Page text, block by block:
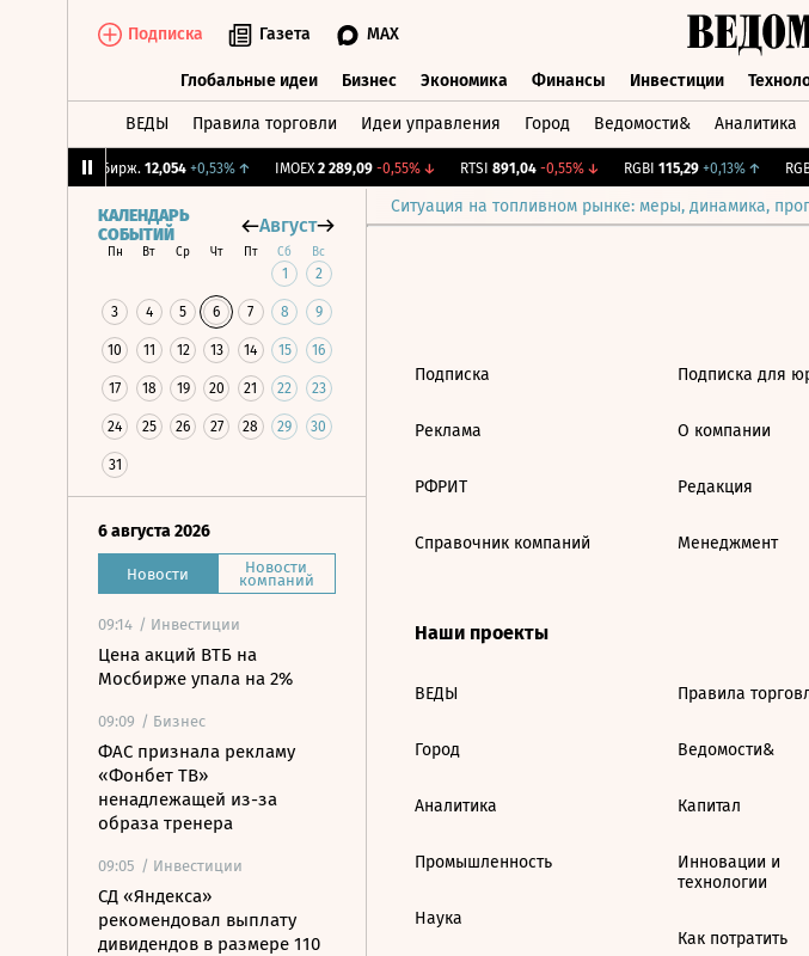
Подписка Газета MAX
Глобальные идеи Бизнес Экономика Финансы Инвестиции
ВЕДЫ Правила торговли Идеи управления Город Ведомости& Аналитика
CNY Бирж. 12,054 +0,53%↑ IMOEX 2 289,09 -0,55%↓ RTSI 891,04 -0,55%↓ RGBI 115,29 +0,13%↑
Ситуация на топливном рынке: меры, динамика,
КАЛЕНДАРЬ
СОБЫТИЙ
Август
Пн Вт Ср Чт Пт Сб Вс
1 2
3 4 5 6 7 8 9
10 11 12 13 14 15 16
17 18 19 20 21 22 23
24 25 26 27 28 29 30
31
6 августа 2026
Новости Новости
компаний
09:14 / Инвестиции
Цена акций ВТБ на
Мосбирже упала на 2%
09:09 / Бизнес
ФАС признала рекламу
«Фонбет ТВ»
ненадлежащей из-за
образа тренера
09:05 / Инвестиции
СД «Яндекса»
рекомендовал выплату
дивидендов в размере 110
Подписка
Реклама
РФРИТ
Справочник компаний
Подписка для
О компании
Редакция
Менеджмент
Наши проекты
ВЕДЫ
Город
Аналитика
Промышленность
Наука
Правила
Ведомости&
Капитал
Инновации и
технологии
Как потратить